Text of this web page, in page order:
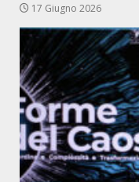
17 Giugno 2026